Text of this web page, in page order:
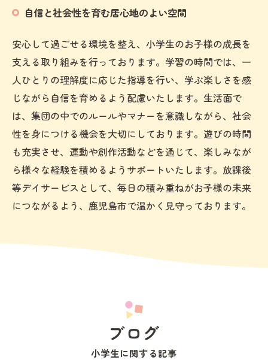
自信と社会性を育む居心地のよい空間
安心して過ごせる環境を整え、小学生のお子様の成長を
支える取り組みを行っております。学習の時間では、一
人ひとりの理解度に応じた指導を行い、学ぶ楽しさを感
じながら自信を育めるよう配慮いたします。生活面で
は、集団の中でのルールやマナーを意識しながら、社会
性を身につける機会を大切にしております。遊びの時間
も充実させ、運動や創作活動などを通じて、楽しみなが
ら様々な経験を積めるようサポートいたします。放課後
等デイサービスとして、毎日の積み重ねがお子様の未来
につながるよう、鹿児島市で温かく見守っております。
ブログ
小学生に関する記事